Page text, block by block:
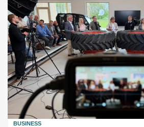
BUSINESS